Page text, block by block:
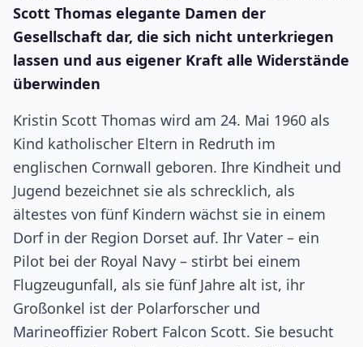
Scott Thomas elegante Damen der
Gesellschaft dar, die sich nicht unterkriegen
lassen und aus eigener Kraft alle Widerstände
überwinden
Kristin Scott Thomas wird am 24. Mai 1960 als
Kind katholischer Eltern in Redruth im
englischen Cornwall geboren. Ihre Kindheit und
Jugend bezeichnet sie als schrecklich, als
ältestes von fünf Kindern wächst sie in einem
Dorf in der Region Dorset auf. Ihr Vater – ein
Pilot bei der Royal Navy – stirbt bei einem
Flugzeugunfall, als sie fünf Jahre alt ist, ihr
Großonkel ist der Polarforscher und
Marineoffizier Robert Falcon Scott. Sie besucht